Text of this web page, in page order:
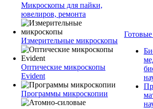
Микроскопы для пайки,
ювелиров, ремонта
Измерительные микроскопы
Оптические микроскопы
Evident
Программы микроскопии